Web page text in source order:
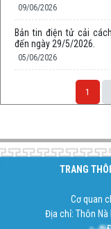
09/06/2026
Bản tin điện tử cải
đến ngày 29/5/2026.
05/06/2026
1
TRANG
Cơ quan
Địa chỉ: Thôn Nà